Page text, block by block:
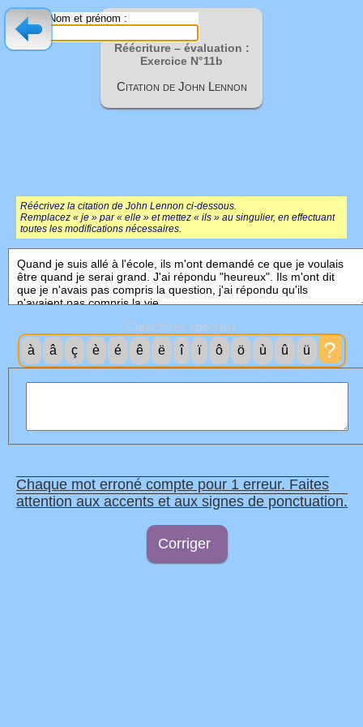
Nom et prénom :
Réécriture – évaluation :
Exercice N°11b
Citation de John Lennon
Réécrivez la citation de John Lennon ci-dessous.
Remplacez « je » par « elle » et mettez « ils » au singulier, en effectuant
toutes les modifications nécessaires.
Caractères spéciaux
à
â ç è é ê ë î ï ô ö ù û ü ?
Chaque mot erroné compte pour 1 erreur. Faites
attention aux accents et aux signes de ponctuation.